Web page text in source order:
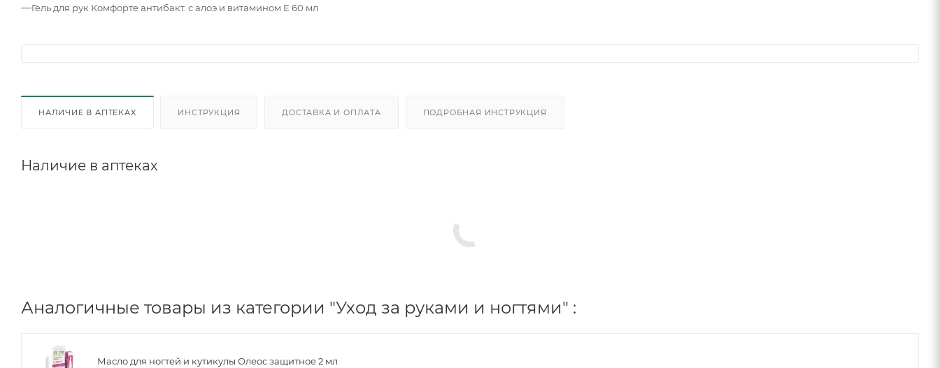
—Гель для рук Комфорте антибакт. с алоэ и витамином Е 60 мл
НАЛИЧИЕ В АПТЕКАХ ИНСТРУКЦИЯ ДОСТАВКА И ОПЛАТА ПОДРОБНАЯ ИНСТРУКЦИЯ
Наличие в аптеках
Аналогичные товары из категории "Уход за руками и ногтями" :
Масло для ногтей и кутикулы Олеос защитное 2 мл